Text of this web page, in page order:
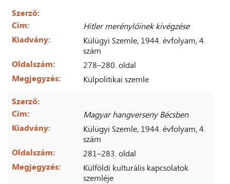
Szerző:
Cím:
Hitler merénylőinek kivégzése
Kiadvány:
Külügyi Szemle, 1944. évfolyam, 4.
szám
Oldalszám:
278–280. oldal
Megjegyzés:
Külpolitikai szemle
Szerző:
Cím:
Magyar hangverseny Bécsben
Kiadvány:
Külügyi Szemle, 1944. évfolyam, 4.
szám
Oldalszám:
281–283. oldal
Megjegyzés:
Külföldi kulturális kapcsolatok
szemléje